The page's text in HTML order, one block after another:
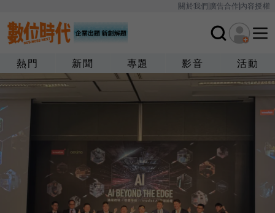
關於我們廣告合作內容授權
熱門 新聞 專題 影音 活動